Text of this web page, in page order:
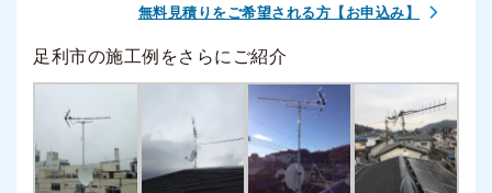
無料見積りをご希望される方【お申込み】
足利市の施工例をさらにご紹介